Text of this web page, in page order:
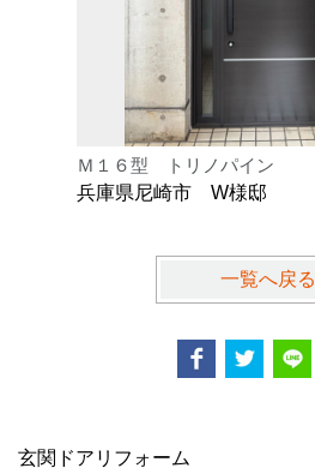
Ｍ１６型 トリノパイン
兵庫県尼崎市 W様邸
一覧へ戻る
玄関ドアリフォーム